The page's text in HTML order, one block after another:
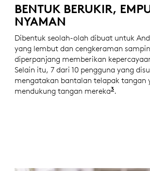
BENTUK BERUKIR,
NYAMAN
Dibentuk seolah-olah dibuat untuk
yang lembut dan cengkeraman
diperpanjang memberikan
Selain itu, 7 dari 10 pengguna yang
mengatakan bantalan telapak tangan
mendukung tangan mereka3.